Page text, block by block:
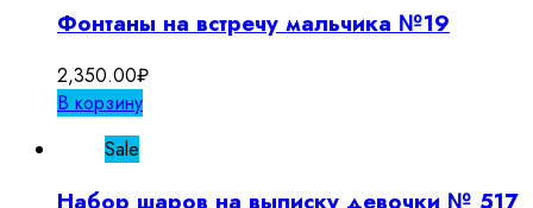
Фонтаны на встречу мальчика №19
2,350.00₽
В корзину
Sale
Набор шаров на выписку девочки № 517